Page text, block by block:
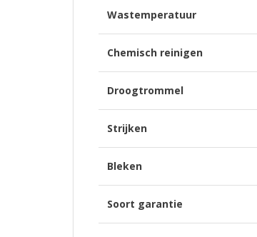
Wastemperatuur
Chemisch reinigen
Droogtrommel
Strijken
Bleken
Soort garantie